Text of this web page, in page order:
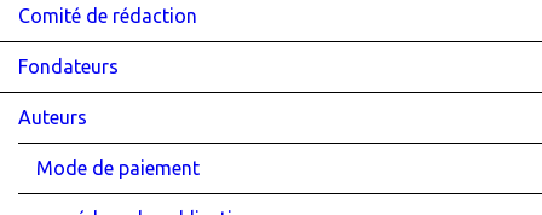
Comité de rédaction
Fondateurs
Auteurs
Mode de paiement